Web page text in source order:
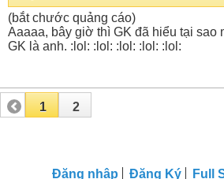
(bắt chước quảng cáo)
Aaaaa, bây giờ thì GK đã hiểu tại sao
GK là anh. :lol: :lol: :lol: :lol: :lol:
1 2
Đăng nhập Đăng Ký Full